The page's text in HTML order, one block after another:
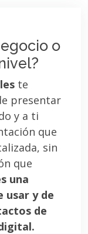
o
te
presentar
y a ti
que
sin
que
una
usar y de
de